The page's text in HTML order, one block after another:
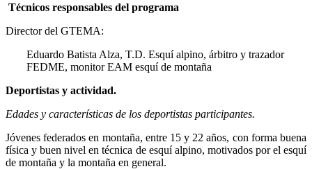
Técnicos responsables del programa
Director del GTEMA:
Eduardo Batista Alza, T.D. Esquí alpino, árbitro y trazador
FEDME, monitor EAM esquí de montaña
Deportistas y actividad.
Edades y características de los deportistas participantes.
Jóvenes federados en montaña, entre 15 y 22 años, con forma buena
física y buen nivel en técnica de esquí alpino, motivados por el esquí
de montaña y la montaña en general.